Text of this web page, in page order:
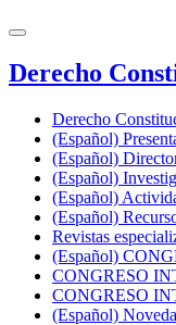
Derecho
Derecho
(Español)
(Español)
(Español)
(Español)
(Español)
Revistas
(Español)
CONGRESO
CONGRESO
(Español)